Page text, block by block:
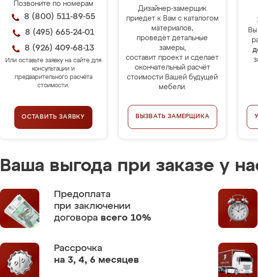
Позвоните по номерам
8 (800) 511-89-55
8 (495) 665-24-01
8 (926) 409-68-13
Или оставьте заявку на сайте для
консультации и
предварительного расчёта
стоимости.
ОСТАВИТЬ ЗАЯВКУ
Дизайнер-замерщик
приедет к Вам с каталогом
материалов,
проведёт детальные
замеры,
составит проект и сделает
окончательный расчёт
стоимости Вашей будущей
мебели.
ВЫЗВАТЬ ЗАМЕРЩИКА
Ваша выгода при заказе у
Предоплата
при заключении
договора всего 10%
Рассрочка
на 3, 4, 6 месяцев